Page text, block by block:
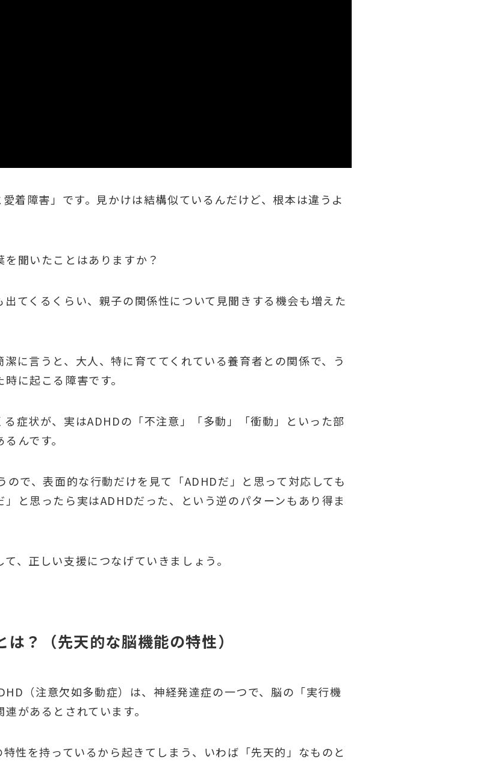
着障害」です。見かけは結構似ているんだけど、根本は違うよ
聞いたことはありますか？
てくるくらい、親子の関係性について見聞きする機会も増えた
に言うと、大人、特に育ててくれている養育者との関係で、う
に起こる障害です。
症状が、実はADHDの「不注意」「多動」「衝動」といった部
んです。
ので、表面的な行動だけを見て「ADHDだ」と思って対応しても
と思ったら実はADHDだった、という逆のパターンもあり得ま
、正しい支援につなげていきましょう。
？（先天的な脳機能の特性）
（注意欠如多動症）は、神経発達症の一つで、脳の「実行機
があるとされています。
性を持っているから起きてしまう、いわば「先天的」なものと